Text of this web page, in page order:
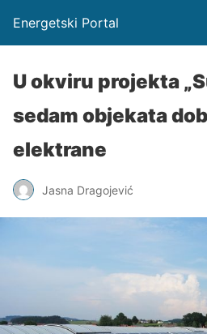
Energetski Portal
U okviru projekta
sedam objekata
elektrane
Jasna Dragojević